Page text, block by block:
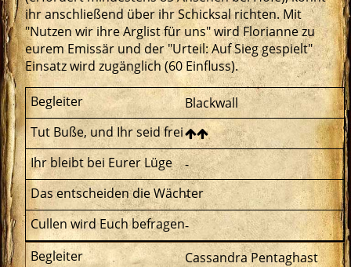
ihr anschließend über ihr Schicksal richten. Mit
"Nutzen wir ihre Arglist für uns" wird Florianne zu
eurem Emissär und der "Urteil: Auf Sieg gespielt"
Einsatz wird zugänglich (60 Einfluss).
Blackwall
-
-
-
Cassandra Pentaghast